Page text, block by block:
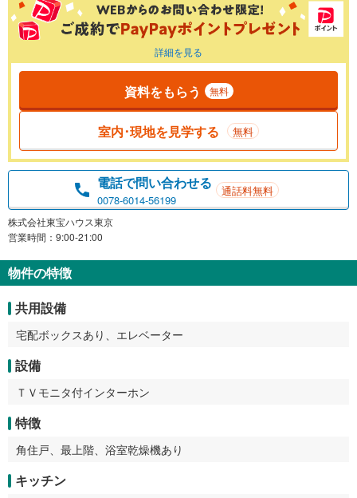
詳細を見る
資料をもらう 無料
室内･現地を見学する 無料
電話で問い合わせる
0078-6014-56199
通話料無料
株式会社東宝ハウス東京
営業時間：9:00-21:00
物件の特徴
共用設備
宅配ボックスあり、エレベーター
設備
ＴＶモニタ付インターホン
特徴
角住戸、最上階、浴室乾燥機あり
キッチン